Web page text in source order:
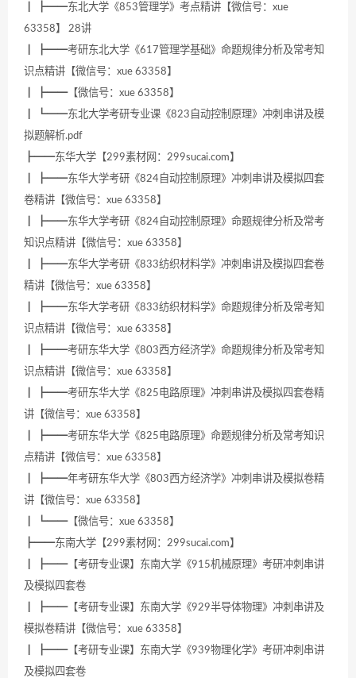
┃ ┣━━东北大学《853管理学》考点精讲【微信号：xue
63358】 28讲
┃ ┣━━考研东北大学《617管理学基础》命题规律分析及常考知
识点精讲【微信号：xue 63358】
┃ ┣━━【微信号：xue 63358】
┃ ┗━━东北大学考研专业课《823自动控制原理》冲刺串讲及模
拟题解析.pdf
┣━━东华大学【299素材网：299sucai.com】
┃ ┣━━东华大学考研《824自动控制原理》冲刺串讲及模拟四套
卷精讲【微信号：xue 63358】
┃ ┣━━东华大学考研《824自动控制原理》命题规律分析及常考
知识点精讲【微信号：xue 63358】
┃ ┣━━东华大学考研《833纺织材料学》冲刺串讲及模拟四套卷
精讲【微信号：xue 63358】
┃ ┣━━东华大学考研《833纺织材料学》命题规律分析及常考知
识点精讲【微信号：xue 63358】
┃ ┣━━考研东华大学《803西方经济学》命题规律分析及常考知
识点精讲【微信号：xue 63358】
┃ ┣━━考研东华大学《825电路原理》冲刺串讲及模拟四套卷精
讲【微信号：xue 63358】
┃ ┣━━考研东华大学《825电路原理》命题规律分析及常考知识
点精讲【微信号：xue 63358】
┃ ┣━━年考研东华大学《803西方经济学》冲刺串讲及模拟卷精
讲【微信号：xue 63358】
┃ ┗━━【微信号：xue 63358】
┣━━东南大学【299素材网：299sucai.com】
┃ ┣━━【考研专业课】东南大学《915机械原理》考研冲刺串讲
及模拟四套卷
┃ ┣━━【考研专业课】东南大学《929半导体物理》冲刺串讲及
模拟卷精讲【微信号：xue 63358】
┃ ┣━━【考研专业课】东南大学《939物理化学》考研冲刺串讲
及模拟四套卷